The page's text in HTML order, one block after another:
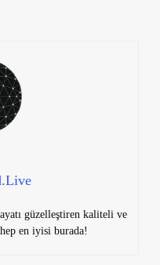
güzelleştiren kaliteli ve
en iyisi burada!